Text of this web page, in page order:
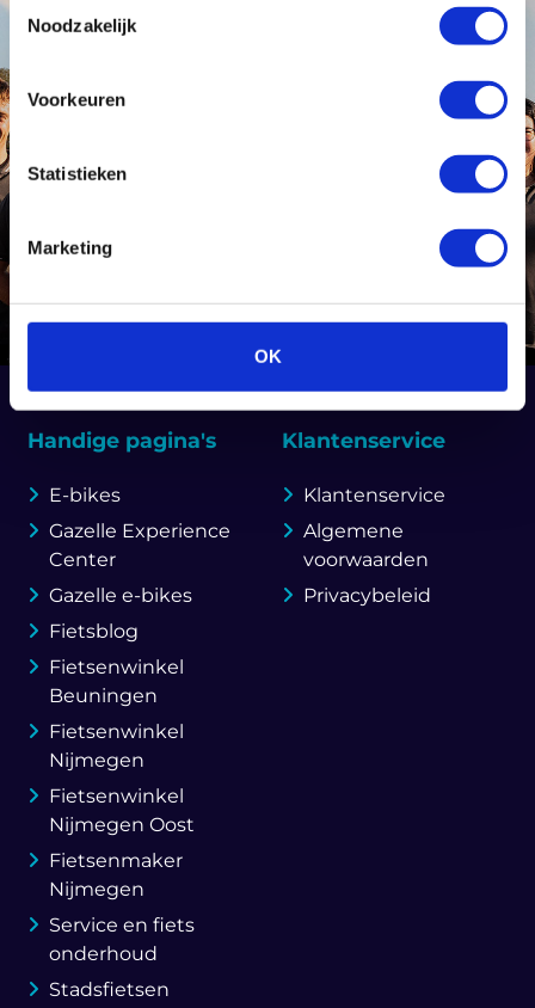
Noodzakelijk
Voorkeuren
Statistieken
Marketing
OK
Handige pagina's
E-bikes
Gazelle Experience
Center
Gazelle e-bikes
Fietsblog
Fietsenwinkel
Beuningen
Fietsenwinkel
Nijmegen
Fietsenwinkel
Nijmegen Oost
Fietsenmaker
Nijmegen
Service en fiets
onderhoud
Stadsfietsen
Klantenservice
Klantenservice
Algemene
voorwaarden
Privacybeleid